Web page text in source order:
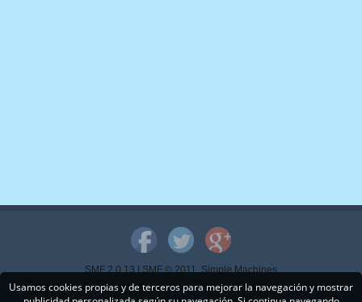
SMF 2.0.13|SMF © 2011,Simple Machines
Copyright © 2015 - www.mispps.com. Todos los Derechos Reservados.
Usamos cookies propias y de terceros para mejorar la navegación y mostrar